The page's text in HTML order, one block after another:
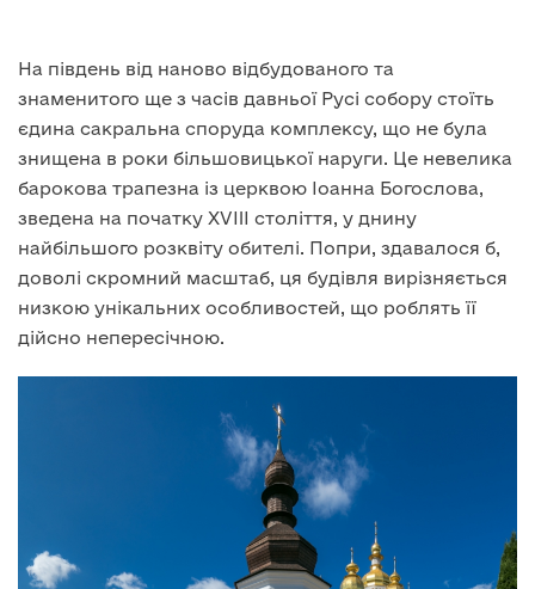
На південь від наново відбудованого та
знаменитого ще з часів давньої Русі собору стоїть
єдина сакральна споруда комплексу, що не була
знищена в роки більшовицької наруги. Це невелика
барокова трапезна із церквою Іоанна Богослова,
зведена на початку XVIII століття, у днину
найбільшого розквіту обителі. Попри, здавалося б,
доволі скромний масштаб, ця будівля вирізняється
низкою унікальних особливостей, що роблять її
дійсно непересічною.